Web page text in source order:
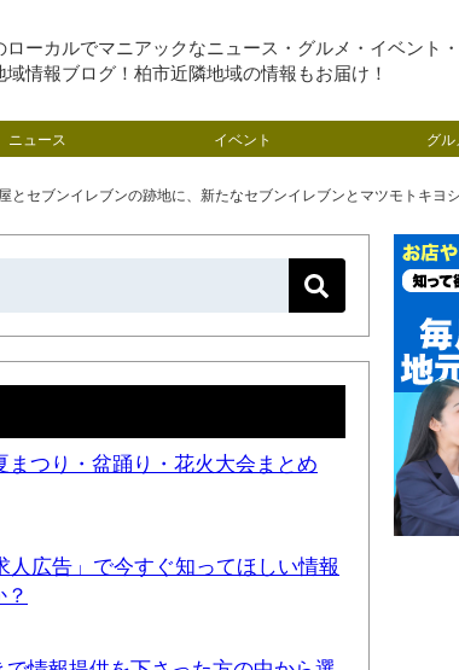
ローカルでマニアックなニュース・グルメ・イベント
域情報ブログ！柏市近隣地域の情報もお届け！
ニュース イベント グル
とセブンイレブンの跡地に、新たなセブンイレブンとマツモトキヨ
まつり・盆踊り・花火大会まとめ
人広告」で今すぐ知ってほしい情報